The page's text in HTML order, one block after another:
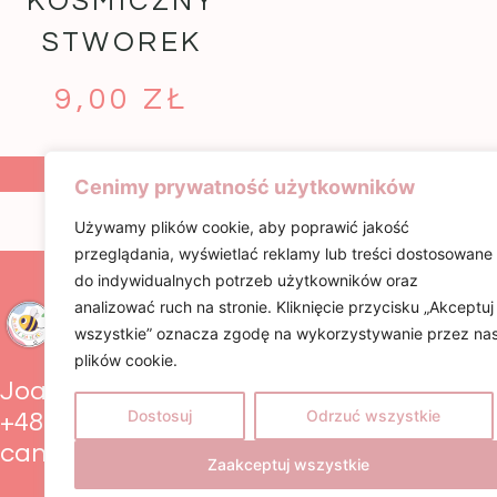
Cenimy prywatność użytkowników
Używamy plików cookie, aby poprawić jakość
przeglądania, wyświetlać reklamy lub treści dostosowane
do indywidualnych potrzeb użytkowników oraz
analizować ruch na stronie. Kliknięcie przycisku „Akceptuj
wszystkie” oznacza zgodę na wykorzystywanie przez
plików cookie.
Dostosuj Odrzuć wszystkie
Zaakceptuj wszystkie
STWOREK
9,00 ZŁ
KOSZYKA
KOSZYKA
Joanna Pik
+48 799 929 017
candybons@poczta.fm
Regulamin